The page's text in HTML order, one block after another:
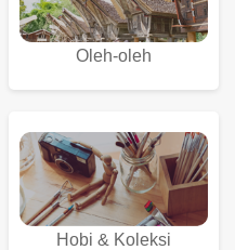
Oleh-oleh
Hobi & Koleksi